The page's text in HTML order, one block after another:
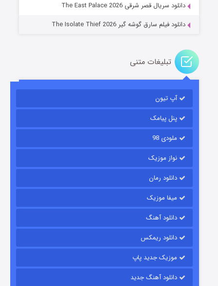
شکست استوارت در نجات جهان
قسمت
دانلود سریال قصر شرقی The East Palace 2026
دانلود فیلم سارق گوشه گیر The Isolate Thief 2026
تبلیغات متنی
آپ تیون
پنل پیامک
ملودی 98
نواز موزیک
دانلود رمان
میفا موزیک
دانلود آهنگ
دانلود ریمکس
موزیک جدید پاپ
دانلود آهنگ جدید